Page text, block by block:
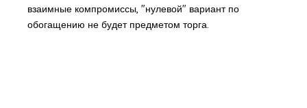
взаимные компромиссы, "нулевой" вариант по
обогащению не будет предметом торга.